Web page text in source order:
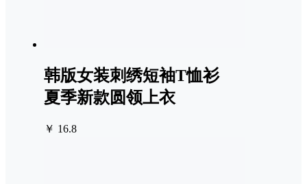
韩版女装刺绣短袖T恤衫
夏季新款圆领上衣
￥ 16.8